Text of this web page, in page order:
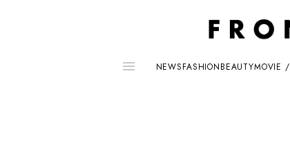
NEWSFASHIONBEAUTYMOVIE